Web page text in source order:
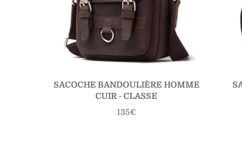
SACOCHE BANDOULIÈRE HOMME
CUIR - CLASSE
Prix
135€